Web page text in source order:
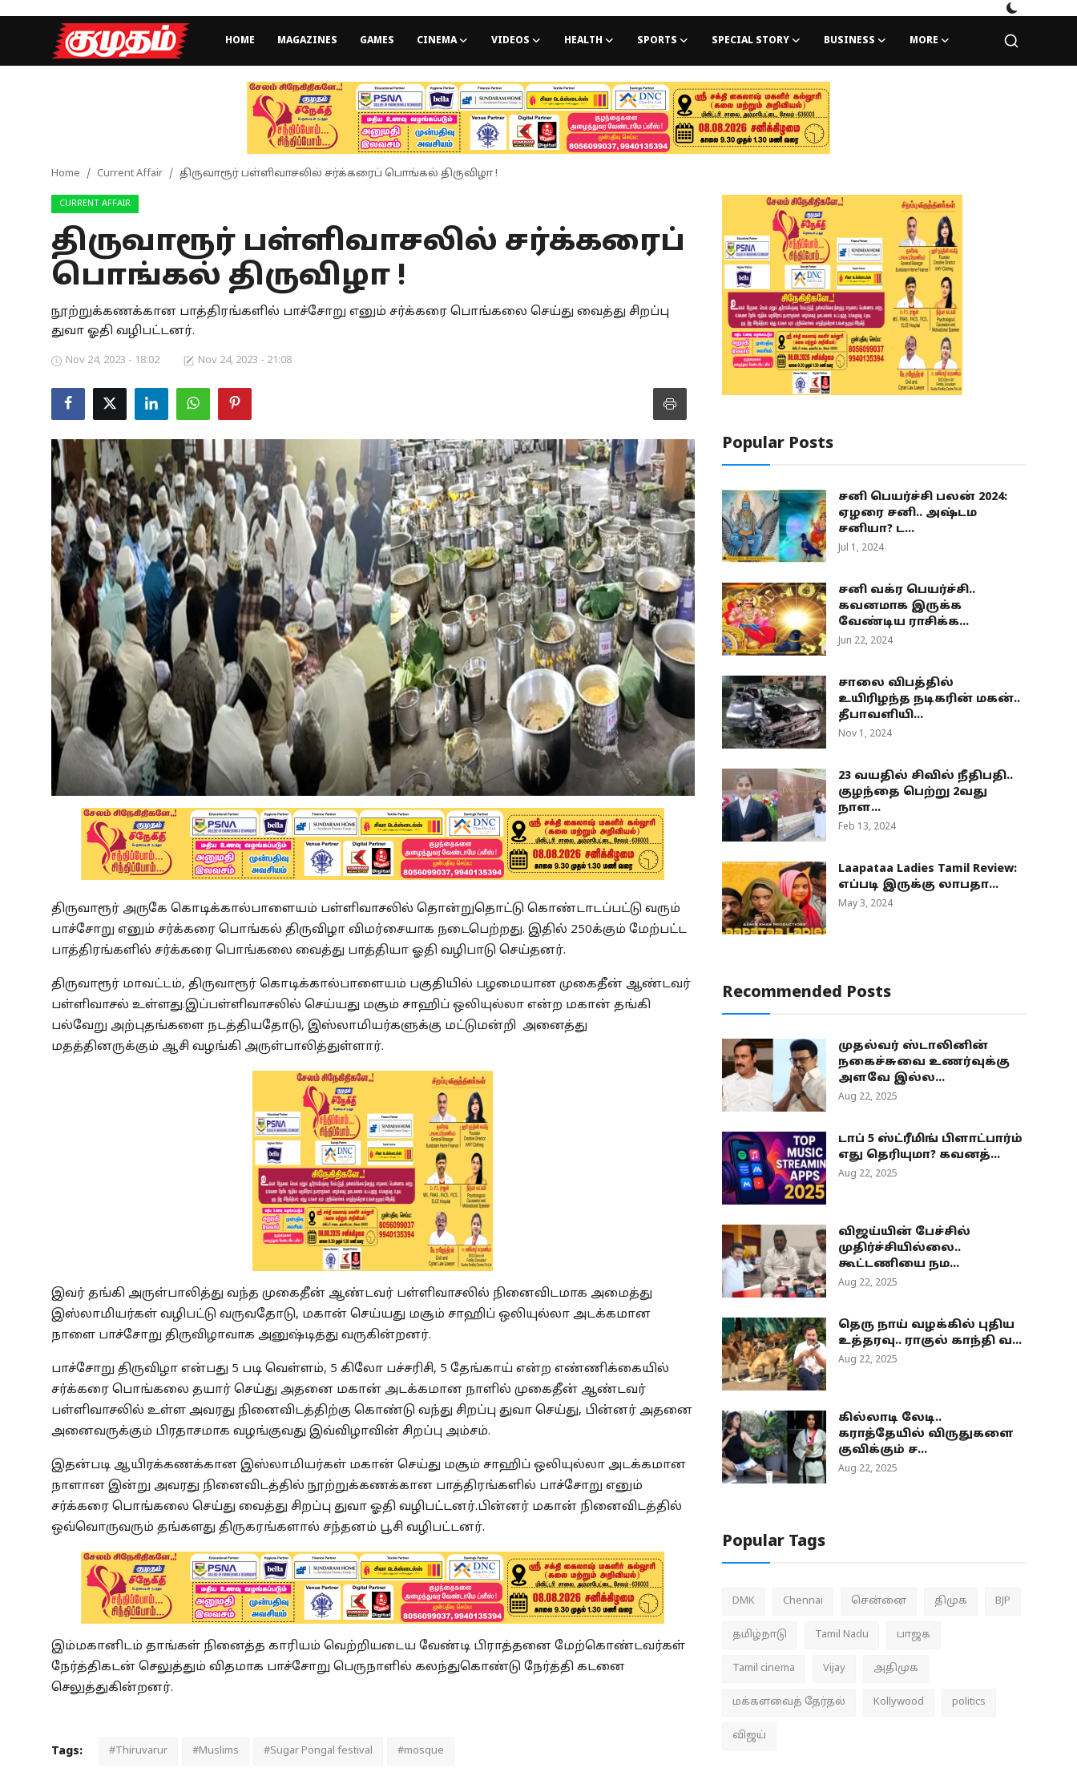
HOME MAGAZINES GAMES CINEMA VIDEOS HEALTH SPORTS SPECIAL STORY BUSINESS MORE
Games
Business
Tamilnadu
National
Astrology
Spirituality
Weather
Politics
Home Current Affair திருவாரூர் பள்ளிவாசலில் சர்க்கரைப் பொங்கல் திருவிழா !
CURRENT AFFAIR
திருவாரூர் பள்ளிவாசலில் சர்க்கரைப்
பொங்கல் திருவிழா !
நூற்றுக்கணக்கான பாத்திரங்களில் பாச்சோறு எனும் சர்க்கரை பொங்கலை செய்து வைத்து சிறப்பு
துவா ஓதி வழிபட்டனர்.
Nov 24, 2023 - 18:02 Nov 24, 2023 - 21:08
திருவாரூர் அருகே கொடிக்கால்பாளையம் பள்ளிவாசலில் தொன்றுதொட்டு கொண்டாடப்பட்டு வரும்
பாச்சோறு எனும் சர்க்கரை பொங்கல் திருவிழா விமர்சையாக நடைபெற்றது. இதில் 250க்கும் மேற்பட்ட
பாத்திரங்களில் சர்க்கரை பொங்கலை வைத்து பாத்தியா ஓதி வழிபாடு செய்தனர்.
திருவாரூர் மாவட்டம், திருவாரூர் கொடிக்கால்பாளையம் பகுதியில் பழமையான முகைதீன் ஆண்டவர்
பள்ளிவாசல் உள்ளது.இப்பள்ளிவாசலில் செய்யது மசூம் சாஹிப் ஒலியுல்லா என்ற மகான் தங்கி
பல்வேறு அற்புதங்களை நடத்தியதோடு, இஸ்லாமியர்களுக்கு மட்டுமன்றி அனைத்து
மதத்தினருக்கும் ஆசி வழங்கி அருள்பாலித்துள்ளார்.
இவர் தங்கி அருள்பாலித்து வந்த முகைதீன் ஆண்டவர் பள்ளிவாசலில் நினைவிடமாக அமைத்து
இஸ்லாமியர்கள் வழிபட்டு வருவதோடு, மகான் செய்யது மசூம் சாஹிப் ஒலியுல்லா அடக்கமான
நாளை பாச்சோறு திருவிழாவாக அனுஷ்டித்து வருகின்றனர்.
பாச்சோறு திருவிழா என்பது 5 படி வெள்ளம், 5 கிலோ பச்சரிசி, 5 தேங்காய் என்ற எண்ணிக்கையில்
சர்க்கரை பொங்கலை தயார் செய்து அதனை மகான் அடக்கமான நாளில் முகைதீன் ஆண்டவர்
பள்ளிவாசலில் உள்ள அவரது நினைவிடத்திற்கு கொண்டு வந்து சிறப்பு துவா செய்து, பின்னர் அதனை
அனைவருக்கும் பிரதாசமாக வழங்குவது இவ்விழாவின் சிறப்பு அம்சம்.
இதன்படி ஆயிரக்கணக்கான இஸ்லாமியர்கள் மகான் செய்து மசூம் சாஹிப் ஒலியுல்லா அடக்கமான
நாளான இன்று அவரது நினைவிடத்தில் நூற்றுக்கணக்கான பாத்திரங்களில் பாச்சோறு எனும்
சர்க்கரை பொங்கலை செய்து வைத்து சிறப்பு துவா ஓதி வழிபட்டனர்.பின்னர் மகான் நினைவிடத்தில்
ஒவ்வொருவரும் தங்களது திருகரங்களால் சந்தனம் பூசி வழிபட்டனர்.
இம்மகானிடம் தாங்கள் நினைத்த காரியம் வெற்றியடைய வேண்டி பிராத்தனை மேற்கொண்டவர்கள்
நேர்த்திகடன் செலுத்தும் விதமாக பாச்சோறு பெருநாளில் கலந்துகொண்டு நேர்த்தி கடனை
செலுத்துகின்றனர்.
Tags: #Thiruvarur #Muslims #Sugar Pongal festival #mosque
Popular Posts
சனி பெயர்ச்சி பலன் 2024:
ஏழரை சனி.. அஷ்டம
சனியா? ட...
Jul 1, 2024
சனி வக்ர பெயர்ச்சி..
கவனமாக இருக்க
வேண்டிய ராசிக்க...
Jun 22, 2024
சாலை விபத்தில்
உயிரிழந்த நடிகரின் மகன்..
தீபாவளியி...
Nov 1, 2024
23 வயதில் சிவில் நீதிபதி..
குழந்தை பெற்று 2வது
நாள...
Feb 13, 2024
Laapataa Ladies Tamil Review:
எப்படி இருக்கு லாபதா...
May 3, 2024
Recommended Posts
முதல்வர் ஸ்டாலினின்
நகைச்சுவை உணர்வுக்கு
அளவே இல்ல...
Aug 22, 2025
டாப் 5 ஸ்ட்ரீமிங் பிளாட்பார்ம்
எது தெரியுமா? கவனத்...
Aug 22, 2025
விஜய்யின் பேச்சில்
முதிர்ச்சியில்லை..
கூட்டணியை நம...
Aug 22, 2025
தெரு நாய் வழக்கில் புதிய
உத்தரவு.. ராகுல் காந்தி வ...
Aug 22, 2025
கில்லாடி லேடி..
கராத்தேயில் விருதுகளை
குவிக்கும் ச...
Aug 22, 2025
Popular Tags
DMK Chennai சென்னை திமுக BJP
தமிழ்நாடு Tamil Nadu பாஜக
Tamil cinema Vijay அதிமுக
மக்களவைத் தேர்தல் Kollywood politics
விஜய்